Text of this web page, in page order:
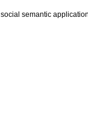
social semantic